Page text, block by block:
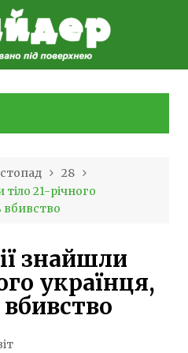
28
21-річного
вбивство
знайшли
українця,